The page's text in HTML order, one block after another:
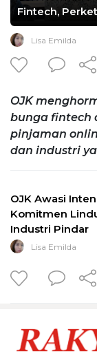
Fintech,
Lisa Emilda
OJK
bunga fintech
pinjaman
dan industri
OJK Awasi
Komitmen
Industri Pindar
Lisa Emilda